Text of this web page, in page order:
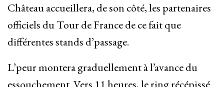
Château accueillera, de son côté, les partenaires
officiels du Tour de France de ce fait que
différentes stands d’passage.
L’peur montera graduellement à l’avance du